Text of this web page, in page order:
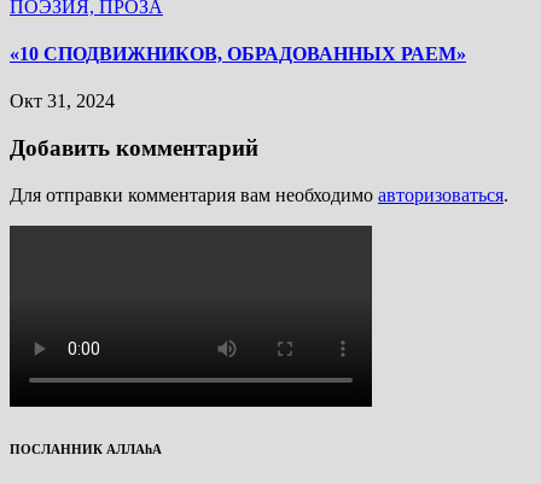
ПОЭЗИЯ, ПРОЗА
«10 СПОДВИЖНИКОВ, ОБРАДОВАННЫХ РАЕМ»
Окт 31, 2024
Добавить комментарий
Для отправки комментария вам необходимо авторизоваться.
ПОСЛАННИК АЛЛАhА